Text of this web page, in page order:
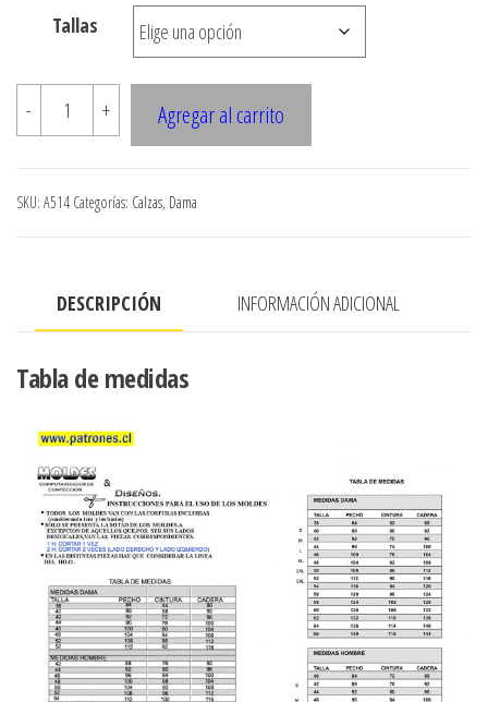
Tallas
-
A514
CALZA
TIRO
CINTURA,
(21.5
cantidad
+ Agregar al carrito
SKU: A514 Categorías: Calzas, Dama
DESCRIPCIÓN INFORMACIÓN ADICIONAL
Tabla de medidas